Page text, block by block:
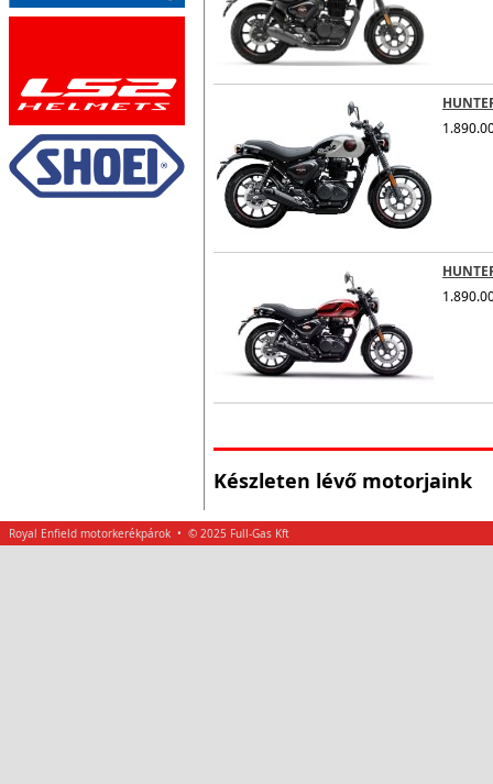
Készleten lévő motorjaink
Royal Enfield motorkerékpárok • © 2025 Full-Gas Kft